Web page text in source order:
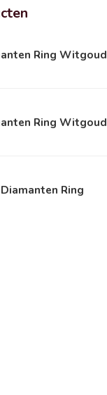
Ring Witgoud
Ring Witgoud
Ring